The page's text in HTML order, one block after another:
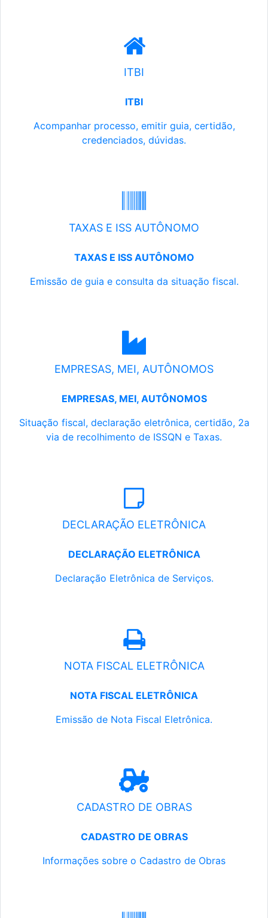
ITBI
ITBI
Acompanhar processo, emitir guia, certidão,
credenciados, dúvidas.
TAXAS E ISS AUTÔNOMO
TAXAS E ISS AUTÔNOMO
Emissão de guia e consulta da situação fiscal.
EMPRESAS, MEI, AUTÔNOMOS
EMPRESAS, MEI, AUTÔNOMOS
Situação fiscal, declaração eletrônica, certidão, 2a
via de recolhimento de ISSQN e Taxas.
DECLARAÇÃO ELETRÔNICA
DECLARAÇÃO ELETRÔNICA
Declaração Eletrônica de Serviços.
NOTA FISCAL ELETRÔNICA
NOTA FISCAL ELETRÔNICA
Emissão de Nota Fiscal Eletrônica.
CADASTRO DE OBRAS
CADASTRO DE OBRAS
Informações sobre o Cadastro de Obras